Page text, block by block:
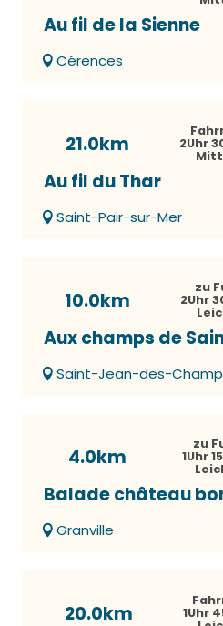
Au fil de la Sienne
Cérences
21.0km
2Uhr
Au fil du Thar
Saint-Pair-sur-Mer
10.0km
zu
2Uhr
Aux champs de
Saint-Jean-des-
4.0km
zu
1Uhr
Balade château
Granville
20.0km
1Uhr